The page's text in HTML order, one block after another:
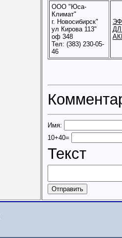
ООО "Юса-
Климат"
г. Новосибирск"
ул Кирова 113"
оф 348
Тел: (383) 230-05-
46
Имя:
10+40=
Текст